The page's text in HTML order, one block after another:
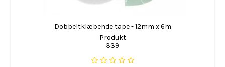
Dobbeltklæbende tape - 12mm x 6m
Produkt
339